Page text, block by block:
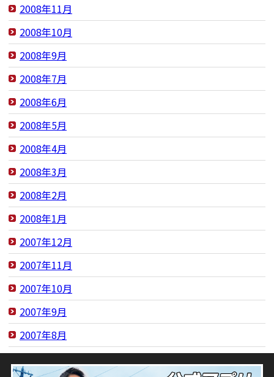
2008年11月
2008年10月
2008年9月
2008年7月
2008年6月
2008年5月
2008年4月
2008年3月
2008年2月
2008年1月
2007年12月
2007年11月
2007年10月
2007年9月
2007年8月